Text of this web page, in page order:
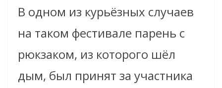
В одном из курьёзных случаев
на таком фестивале парень с
рюкзаком, из которого шёл
дым, был принят за участника